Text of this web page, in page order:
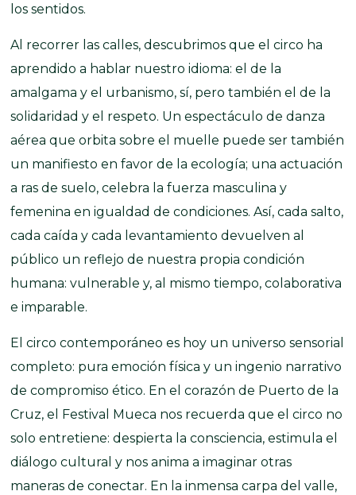
los sentidos.
Al recorrer las calles, descubrimos que el circo ha
aprendido a hablar nuestro idioma: el de la
amalgama y el urbanismo, sí, pero también el de la
solidaridad y el respeto. Un espectáculo de danza
aérea que orbita sobre el muelle puede ser también
un manifiesto en favor de la ecología; una actuación
a ras de suelo, celebra la fuerza masculina y
femenina en igualdad de condiciones. Así, cada salto,
cada caída y cada levantamiento devuelven al
público un reflejo de nuestra propia condición
humana: vulnerable y, al mismo tiempo, colaborativa
e imparable.
El circo contemporáneo es hoy un universo sensorial
completo: pura emoción física y un ingenio narrativo
de compromiso ético. En el corazón de Puerto de la
Cruz, el Festival Mueca nos recuerda que el circo no
solo entretiene: despierta la consciencia, estimula el
diálogo cultural y nos anima a imaginar otras
maneras de conectar. En la inmensa carpa del valle,